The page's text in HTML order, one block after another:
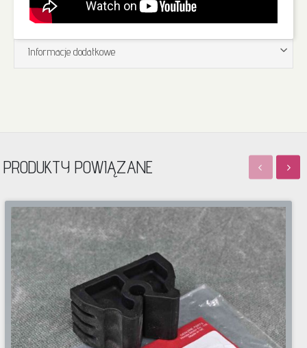
Informacje dodatkowe
PRODUKTY POWIĄZANE